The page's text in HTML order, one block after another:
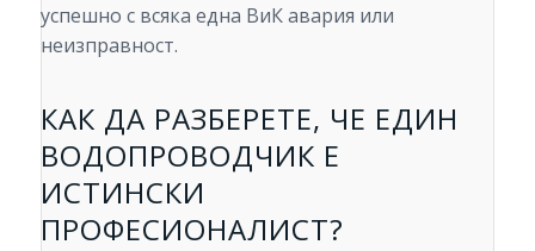
успешно с всяка една ВиК авария или
неизправност.
КАК ДА РАЗБЕРЕТЕ, ЧЕ ЕДИН
ВОДОПРОВОДЧИК Е
ИСТИНСКИ
ПРОФЕСИОНАЛИСТ?